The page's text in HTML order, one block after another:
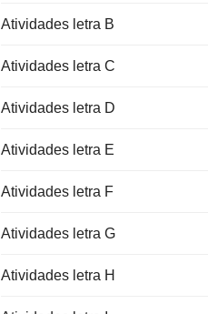
Atividades letra B
Atividades letra C
Atividades letra D
Atividades letra E
Atividades letra F
Atividades letra G
Atividades letra H